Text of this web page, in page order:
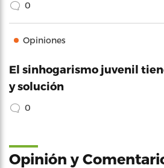
0
Opiniones
El sinhogarismo juvenil
y solución
0
Opinión y